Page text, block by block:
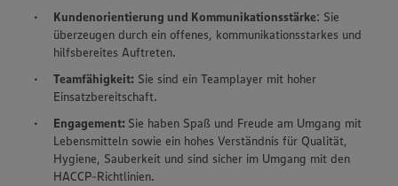
Kundenorientierung und Kommunikationsstärke: Sie
überzeugen durch ein offenes, kommunikationsstarkes und
hilfsbereites Auftreten.
Teamfähigkeit: Sie sind ein Teamplayer mit hoher
Einsatzbereitschaft.
Engagement: Sie haben Spaß und Freude am Umgang mit
Lebensmitteln sowie ein hohes Verständnis für Qualität,
Hygiene, Sauberkeit und sind sicher im Umgang mit den
HACCP-Richtlinien.